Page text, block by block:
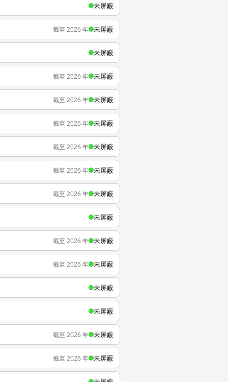
未屏蔽
截至 2026 年 未屏蔽
未屏蔽
截至 2026 年 未屏蔽
截至 2026 年 未屏蔽
截至 2026 年 未屏蔽
截至 2026 年 未屏蔽
截至 2026 年 未屏蔽
截至 2026 年 未屏蔽
未屏蔽
截至 2026 年 未屏蔽
截至 2026 年 未屏蔽
未屏蔽
未屏蔽
截至 2026 年 未屏蔽
截至 2026 年 未屏蔽